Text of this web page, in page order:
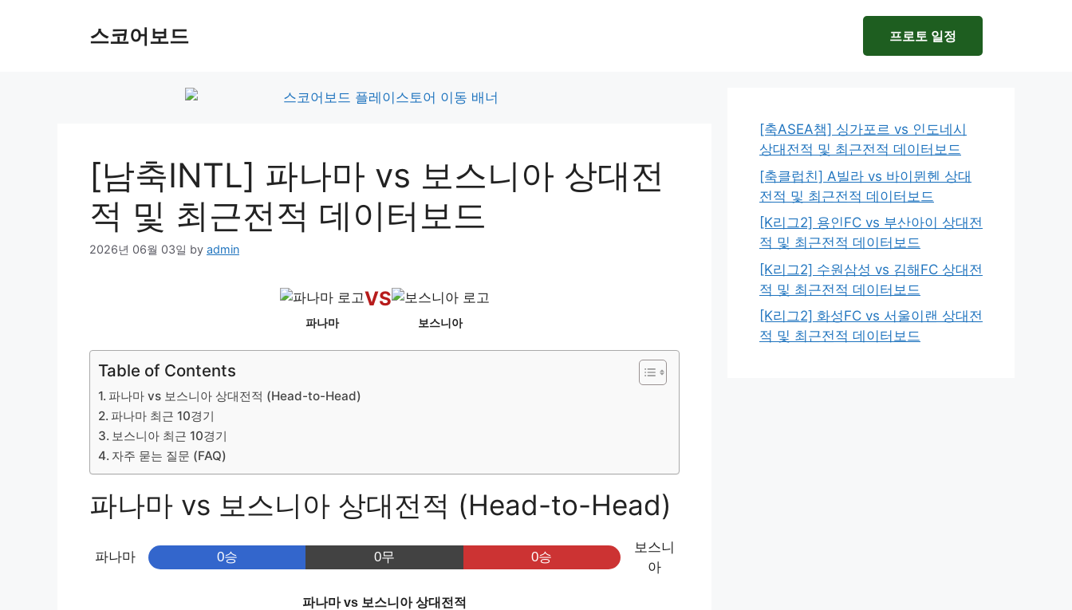
스코어보드 프로토 일정
[남축INTL] 파나마 vs 보스니아 상대전
적 및 최근전적 데이터보드
2026년 06월 03일 by admin
파나마
VS
보스니아
Table of Contents
파나마 vs 보스니아 상대전적 (Head-to-Head)
파나마 최근 10경기
보스니아 최근 10경기
자주 묻는 질문 (FAQ)
파나마 vs 보스니아 상대전적 (Head-to-Head)
파나마 0승 0무 0승
보스니
아
파나마 vs 보스니아 상대전적
[축ASEA챔] 싱가포르 vs 인도네시
상대전적 및 최근전적 데이터보드
[축클럽친] A빌라 vs 바이뮌헨 상대
전적 및 최근전적 데이터보드
[K리그2] 용인FC vs 부산아이 상대전
적 및 최근전적 데이터보드
[K리그2] 수원삼성 vs 김해FC 상대전
적 및 최근전적 데이터보드
[K리그2] 화성FC vs 서울이랜 상대전
적 및 최근전적 데이터보드